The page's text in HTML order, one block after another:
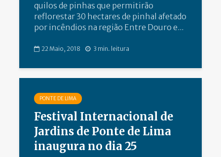
quilos de pinhas que permitirão
reflorestar 30 hectares de pinhal afetado
por incêndios na região Entre Douro e...
22 Maio, 2018 3 min. leitura
PONTE DE LIMA
Festival Internacional de
Jardins de Ponte de Lima
inaugura no dia 25